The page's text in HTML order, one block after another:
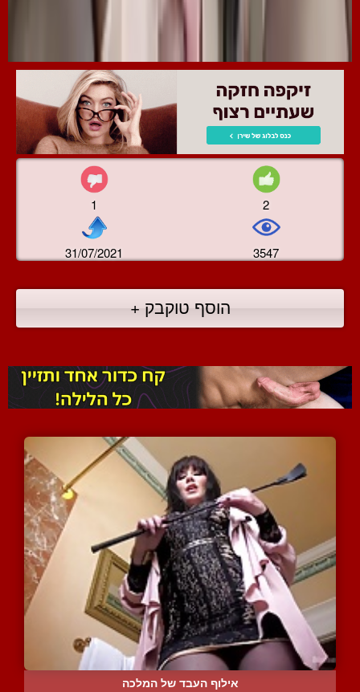
1 2
31/07/2021 3547
הוסף טוקבק +
אילוף העבד של המלכה